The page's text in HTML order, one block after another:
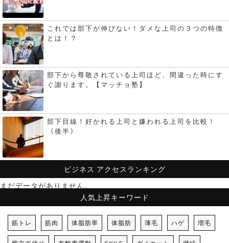
これでは部下が伸びない！ダメな上司の３つの特徴
とは！？
部下から尊敬されている上司ほど、間違った時にす
ぐ謝ります。【マッチョ塾】
部下目線！好かれる上司と嫌われる上司を比較！
《後半》
ビジネス アクセスランキング
まだデータがありません。
人気上昇キーワード
筋トレ 筋肉 体脂肪率 体脂肪 薄毛 ハゲ 増毛